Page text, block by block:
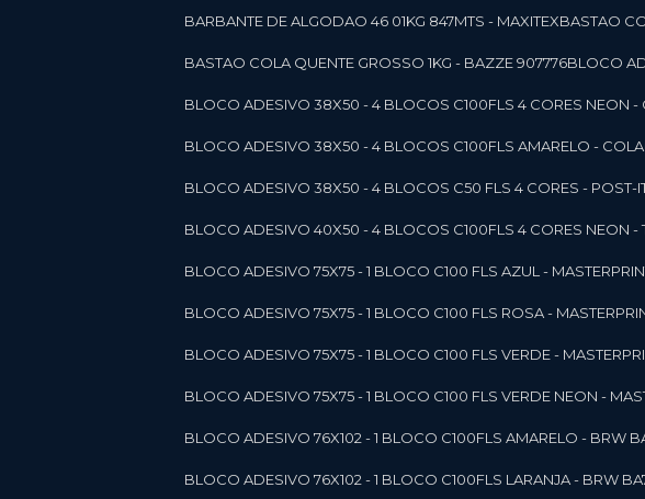
BARBANTE DE ALGODAO 46 01KG 847MTS - MAXITEX BASTAO
BASTAO COLA QUENTE GROSSO 1KG - BAZZE 907776 BLOCO
BLOCO ADESIVO 38X50 - 4 BLOCOS C100FLS 4 CORES NEON
BLOCO ADESIVO 38X50 - 4 BLOCOS C100FLS AMARELO -
BLOCO ADESIVO 38X50 - 4 BLOCOS C50 FLS 4 CORES -
BLOCO ADESIVO 40X50 - 4 BLOCOS C100FLS 4 CORES NEON -
BLOCO ADESIVO 75X75 - 1 BLOCO C100 FLS AZUL -
BLOCO ADESIVO 75X75 - 1 BLOCO C100 FLS ROSA -
BLOCO ADESIVO 75X75 - 1 BLOCO C100 FLS VERDE -
BLOCO ADESIVO 75X75 - 1 BLOCO C100 FLS VERDE NEON -
BLOCO ADESIVO 76X102 - 1 BLOCO C100FLS AMARELO - BRW
BLOCO ADESIVO 76X102 - 1 BLOCO C100FLS LARANJA - BRW